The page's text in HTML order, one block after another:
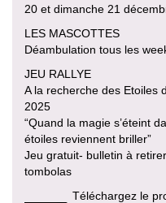
20 et dimanche 21
LES MASCOTTES
Déambulation tous les
JEU RALLYE
A la recherche des Etoiles
2025
“Quand la magie s’éteint
étoiles reviennent briller”
Jeu gratuit- bulletin à
tombolas
Téléchargez le